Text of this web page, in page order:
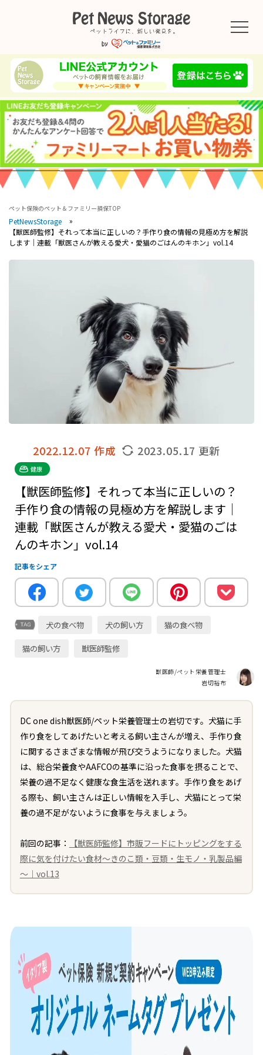
ペット保険のペット＆ファミリー損保TOP
PetNewsStorage
【獣医師監修】それって本当に正しいの？手作り食の情報の見極め方を解説
します｜連載「獣医さんが教える愛犬・愛猫のごはんのキホン」vol.14
2022.12.07 作成 2023.05.17 更新
健康
【獣医師監修】それって本当に正しいの？
手作り食の情報の見極め方を解説します｜
連載「獣医さんが教える愛犬・愛猫のごは
んのキホン」vol.14
記事をシェア
犬の食べ物 犬の飼い方
猫の食べ物
猫の飼い方
獣医師監修
獣医師/ペット栄養管理士
岩切裕布
DC one dish獣医師/ペット栄養管理士の岩切です。犬猫に手
作り食をしてあげたいと考える飼い主さんが増え、手作り食
に関するさまざまな情報が飛び交うようになりました。犬猫
は、総合栄養食やAAFCOの基準に沿った食事を摂ることで、
栄養の過不足なく健康な食生活を送れます。手作り食をあげ
る際も、飼い主さんは正しい情報を入手し、犬猫にとって栄
養の過不足がないように食事を与えましょう。
前回の記事：
【獣医師監修】市販フードにトッピングをする
際に気を付けたい食材～きのこ類・豆類・生モノ・乳製品編
～｜vol.13